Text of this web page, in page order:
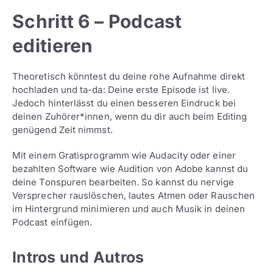
Schritt 6 – Podcast
editieren
Theoretisch könntest du deine rohe Aufnahme direkt
hochladen und ta-da: Deine erste Episode ist live.
Jedoch hinterlässt du einen besseren Eindruck bei
deinen Zuhörer*innen, wenn du dir auch beim Editing
genügend Zeit nimmst.
Mit einem Gratisprogramm wie Audacity oder einer
bezahlten Software wie Audition von Adobe kannst du
deine Tonspuren bearbeiten. So kannst du nervige
Versprecher rauslöschen, lautes Atmen oder Rauschen
im Hintergrund minimieren und auch Musik in deinen
Podcast einfügen.
Intros und Autros